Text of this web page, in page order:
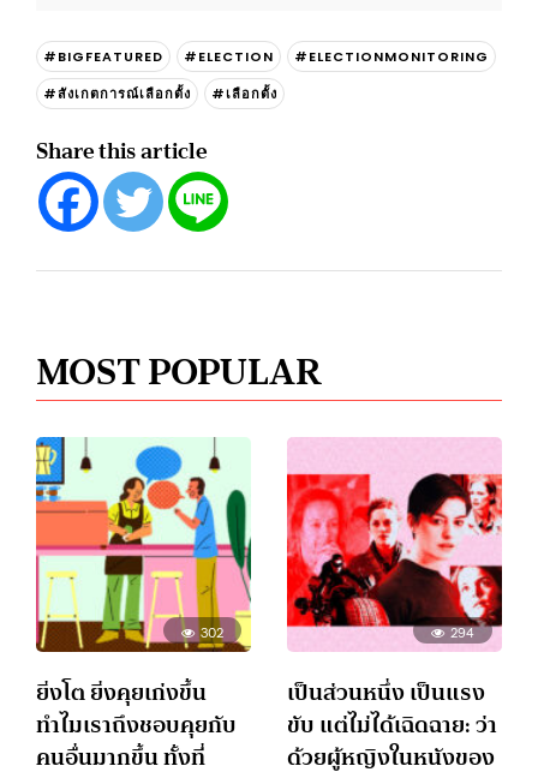
#BIGFEATURED #ELECTION
#ELECTIONMONITORING
#สังเกตการณ์เลือกตั้ง
#เลือกตั้ง
Share this article
MOST POPULAR
302
ยิ่งโต ยิ่งคุยเก่งขึ้น
ทำไมเราถึงชอบคุยกับ
คนอื่นมากขึ้น ทั้งที่
294
เป็นส่วนหนึ่ง เป็นแรง
ขับ แต่ไม่ได้เฉิดฉาย: ว่า
ด้วยผู้หญิงในหนังของ